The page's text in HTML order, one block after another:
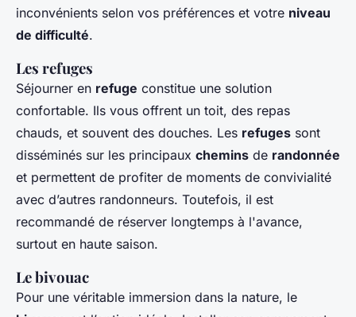
inconvénients selon vos préférences et votre niveau
de difficulté.
Les refuges
Séjourner en refuge constitue une solution
confortable. Ils vous offrent un toit, des repas
chauds, et souvent des douches. Les refuges sont
disséminés sur les principaux chemins de randonnée
et permettent de profiter de moments de convivialité
avec d’autres randonneurs. Toutefois, il est
recommandé de réserver longtemps à l'avance,
surtout en haute saison.
Le bivouac
Pour une véritable immersion dans la nature, le